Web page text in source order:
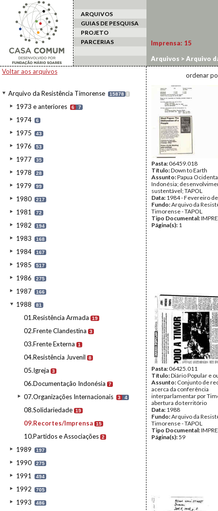
ARQUIVOS
GUIAS DE PESQUISA
PROJETO
PARCERIAS
Voltar aos arquivos
Arquivo da Resistência Timorense 15878 I
1973 e anteriores 6 7
1974 6
1975 43
1976 53
1977 35
1978 28
1979 99
1980 217
1981 72
1982 194
1983 168
1984 167
1985 517
1986 275
1987 166
1988 81
01.Resistência Armada 19
02.Frente Clandestina 3
03.Frente Externa 1
04.Resistência Juvenil 8
05.Igreja 3
06.Documentação Indonésia 7
07.Organizações Internacionais 3 4
08.Solidariedade 19
09.Recortes/Imprensa 15
10.Partidos e Associações 2
1989 197
1990 275
1991 494
1992 705
1993 486
Imprensa: 15
Arquivos >Arquivo
ordenar
Pasta:06459.018
Título:Down to Earth
Assunto:Papua
Indonésia;
sustentável; TAPOL
Data: 1984 - Fevereiro
Fundo:Arquivo da
Timorense - TAPOL
Tipo Documental:
Página(s): 1
Pasta:06425.011
Título:Diário Popular e
Assunto: Conjunto de
acerca da conferência
interparlamentar por
abertura do território
Data: 1988
Fundo:Arquivo da
Timorense - TAPOL
Tipo Documental:
Página(s):59